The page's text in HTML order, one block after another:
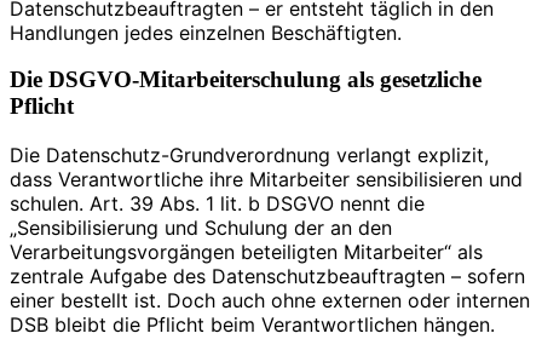
Datenschutzbeauftragten – er entsteht täglich in den
Handlungen jedes einzelnen Beschäftigten.
Die DSGVO-Mitarbeiterschulung als gesetzliche
Pflicht
Die Datenschutz-Grundverordnung verlangt explizit,
dass Verantwortliche ihre Mitarbeiter sensibilisieren und
schulen. Art. 39 Abs. 1 lit. b DSGVO nennt die
„Sensibilisierung und Schulung der an den
Verarbeitungsvorgängen beteiligten Mitarbeiter“ als
zentrale Aufgabe des Datenschutzbeauftragten – sofern
einer bestellt ist. Doch auch ohne externen oder internen
DSB bleibt die Pflicht beim Verantwortlichen hängen.